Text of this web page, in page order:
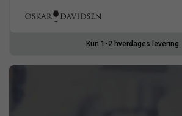
Kun 1-2 hverdages levering